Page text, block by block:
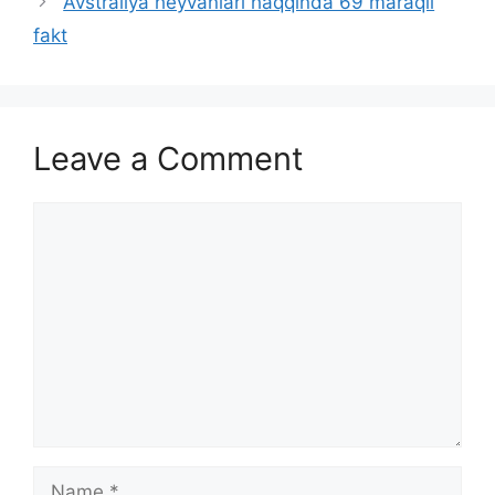
fakt
Leave a Comment